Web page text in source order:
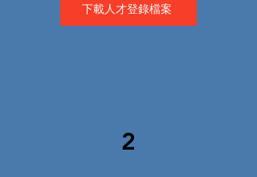
下載人才登錄檔案
2